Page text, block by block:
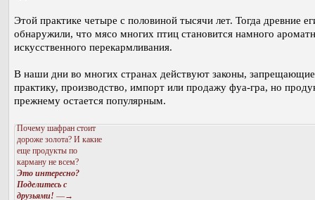
Этой практике четыре с половиной тысячи лет. Тогда древние
обнаружили, что мясо многих птиц становится намного
искусственного перекармливания.
В наши дни во многих странах действуют законы,
практику, производство, импорт или продажу фуа-гра, но
прежнему остается популярным.
Почему шафран стоит
дороже золота? И какие
еще продукты по
карману не всем?
Это интересно?
Поделитесь с
друзьями! —→